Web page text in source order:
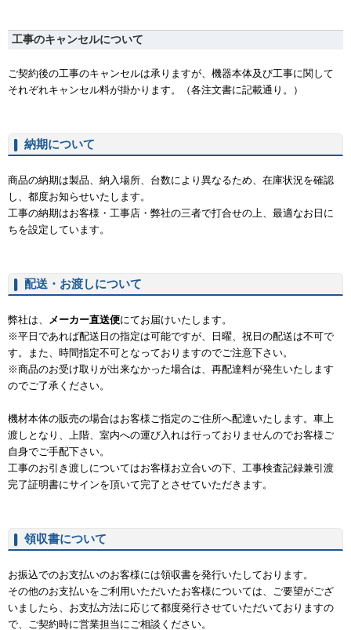
工事のキャンセルについて
ご契約後の工事のキャンセルは承りますが、機器本体及び工事に関して
それぞれキャンセル料が掛かります。（各注文書に記載通り。）
納期について
商品の納期は製品、納入場所、台数により異なるため、在庫状況を確認
し、都度お知らせいたします。
工事の納期はお客様・工事店・弊社の三者で打合せの上、最適なお日に
ちを設定しています。
配送・お渡しについて
弊社は、 メーカー直送便にてお届けいたします。
※平日であれば配送日の指定は可能ですが、日曜、祝日の配送は不可で
す。また、時間指定不可となっておりますのでご注意下さい。
※商品のお受け取りが出来なかった場合は、再配達料が発生いたします
のでご了承ください。
機材本体の販売の場合はお客様ご指定のご住所へ配達いたします。車上
渡しとなり、上階、室内への運び入れは行っておりませんのでお客様ご
自身でご手配下さい。
工事のお引き渡しについてはお客様お立合いの下、工事検査記録兼引渡
完了証明書にサインを頂いて完了とさせていただきます。
領収書について
お振込でのお支払いのお客様には領収書を発行いたしております。
その他のお支払いをご利用いただいたお客様については、ご要望がござ
いましたら、お支払方法に応じて都度発行させていただいておりますの
で、ご契約時に営業担当にご相談ください。